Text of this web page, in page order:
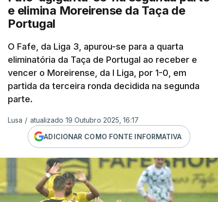
e elimina Moreirense da Taça de
Portugal
O Fafe, da Liga 3, apurou-se para a quarta
eliminatória da Taça de Portugal ao receber e
vencer o Moreirense, da I Liga, por 1-0, em
partida da terceira ronda decidida na segunda
parte.
Lusa / atualizado 19 Outubro 2025, 16:17
ADICIONAR COMO FONTE INFORMATIVA